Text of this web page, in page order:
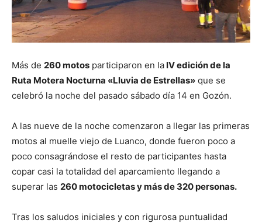
Más de 260 motos participaron en la IV edición de la
Ruta Motera Nocturna «Lluvia de Estrellas» que se
celebró la noche del pasado sábado día 14 en Gozón.
A las nueve de la noche comenzaron a llegar las primeras
motos al muelle viejo de Luanco, donde fueron poco a
poco consagrándose el resto de participantes hasta
copar casi la totalidad del aparcamiento llegando a
superar las 260 motocicletas y más de 320 personas.
Tras los saludos iniciales y con rigurosa puntualidad